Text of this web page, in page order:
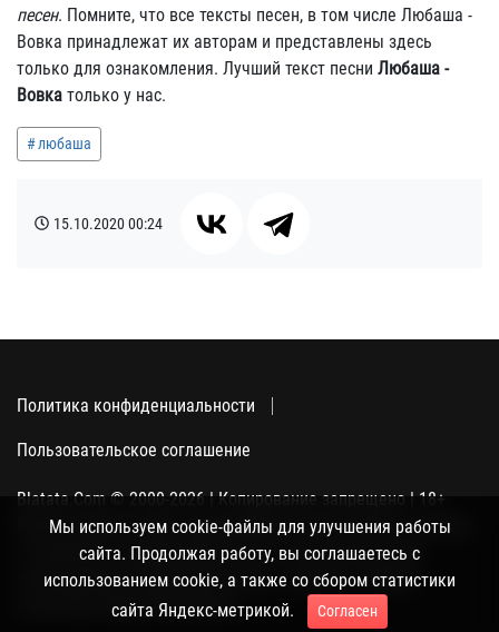
песен. Помните, что все тексты песен, в том числе Любаша -
Вовка принадлежат их авторам и представлены здесь
только для ознакомления. Лучший текст песни Любаша -
Вовка только у нас.
любаша
15.10.202000:24
Политика конфиденциальности
Пользовательское соглашение
Blatata.Com © 2000-2026 | Копирование запрещено | 18+
Использование сайта подразумевает ваше полное согласие
с политикой конфиденциальности, пользовательским
соглашением и поддержкой куки, а также со сбором
статистики Яндекс-метрикой.
Мы используем cookie-файлы для улучшения работы
сайта. Продолжая работу, вы соглашаетесь с
использованием cookie, а также со сбором статистики
сайта Яндекс-метрикой.
Согласен